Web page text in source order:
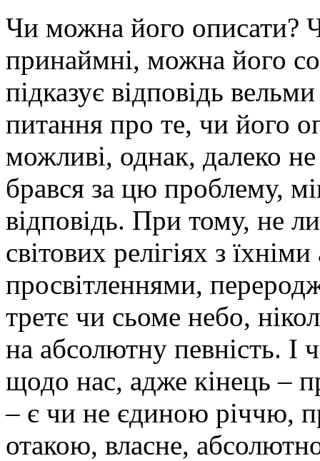
Чи можна його описати?
принаймні, можна його
підказує відповідь
питання про те, чи його
можливі, однак, далеко
брався за цю проблему,
відповідь. При тому, не
світових релігіях з
просвітленнями,
третє чи сьоме небо,
на абсолютну певність. І
щодо нас, адже кінець –
– є чи не єдиною річчю,
отакою, власне,